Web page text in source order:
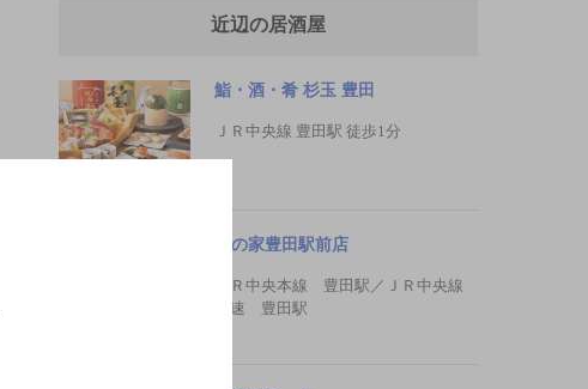
近辺の居酒屋
鮨・酒・肴 杉玉 豊田
ＪＲ中央線 豊田駅 徒歩1分
星の家豊田駅前店
ＪＲ中央本線 豊田駅／ＪＲ中央線
快速 豊田駅